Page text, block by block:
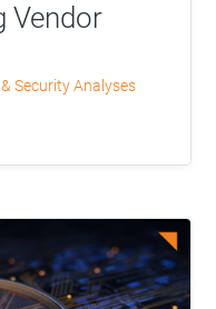
Vendor
Security Analyses